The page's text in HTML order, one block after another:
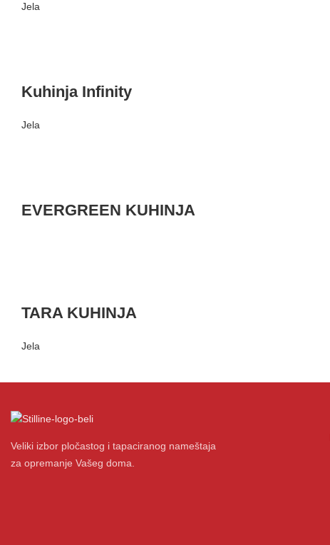
Jela
Kuhinja Infinity
Jela
EVERGREEN KUHINJA
TARA KUHINJA
Jela
Veliki izbor pločastog i tapaciranog nameštaja
za opremanje Vašeg doma.